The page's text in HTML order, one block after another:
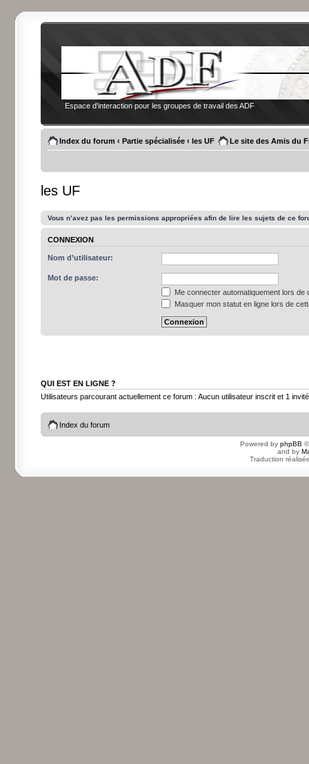
Espace d'interaction pour les groupes de travail des ADF
Index du forum ‹ Partie spécialisée ‹ les UF Le site des Amis du
les UF
Vous n’avez pas les permissions appropriées afin de lire les sujets de ce
CONNEXION
Nom d’utilisateur:
Mot de passe:
Me connecter automatiquement lors de
Masquer mon statut en ligne lors de
QUI EST EN LIGNE ?
Utilisateurs parcourant actuellement ce forum : Aucun utilisateur inscrit et 1 invité
Index du forum
Powered by phpBB
and by
Traduction